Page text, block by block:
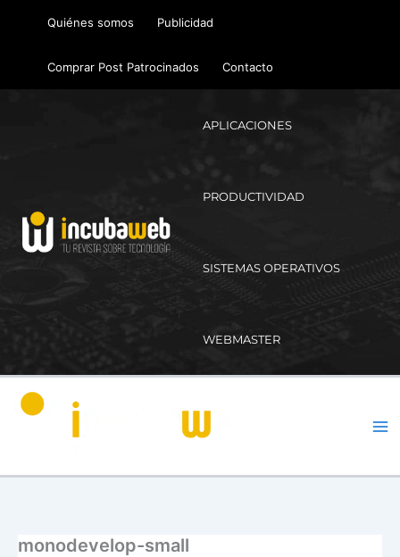
Quiénes somos Publicidad
Comprar Post Patrocinados Contacto
APLICACIONES
PRODUCTIVIDAD
SISTEMAS OPERATIVOS
WEBMASTER
monodevelop-small